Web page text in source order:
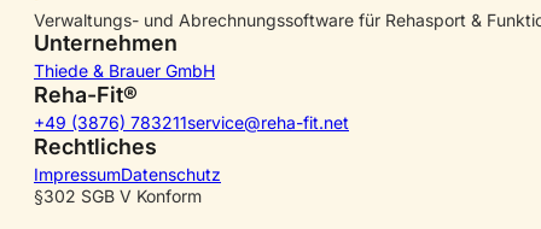
Verwaltungs- und Abrechnungssoftware für Rehasport &
Unternehmen
Thiede & Brauer GmbH
Reha-Fit®
+49 (3876) 783211service@reha-fit.net
Rechtliches
ImpressumDatenschutz
§302 SGB V Konform